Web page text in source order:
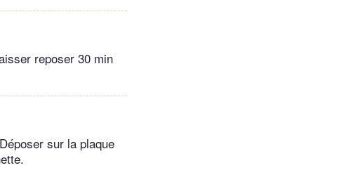
reposer 30 min
sur la plaque